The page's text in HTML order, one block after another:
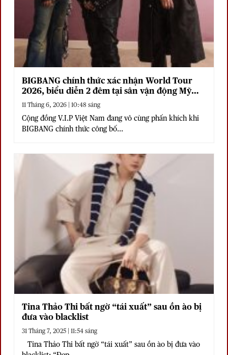
BIGBANG chính thức xác nhận World Tour
2026, biểu diễn 2 đêm tại sân vận động Mỹ
Đình
11 Tháng 6, 2026 | 10:48 sáng
Cộng đồng V.I.P Việt Nam đang vô cùng phấn khích khi
BIGBANG chính thức công bố...
Tina Thảo Thi bất ngờ “tái xuất” sau ồn ào bị
đưa vào blacklist
31 Tháng 7, 2025 | 11:54 sáng
Tina Thảo Thi bất ngờ “tái xuất” sau ồn ào bị đưa vào